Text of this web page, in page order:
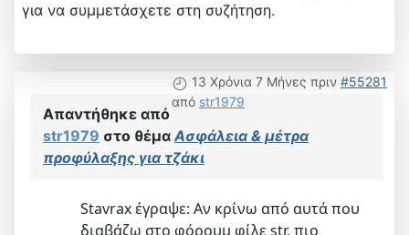
για να συμμετάσχετε στη συζήτηση.
13 Χρόνια 7 Μήνες πριν #55281
από str1979
Απαντήθηκε από
str1979 στο θέμαΑσφάλεια & μέτρα
προφύλαξης για τζάκι
Stavrax έγραψε: Αν κρίνω από αυτά που
διαβάζω στο φόρουμ φίλε str, πιο